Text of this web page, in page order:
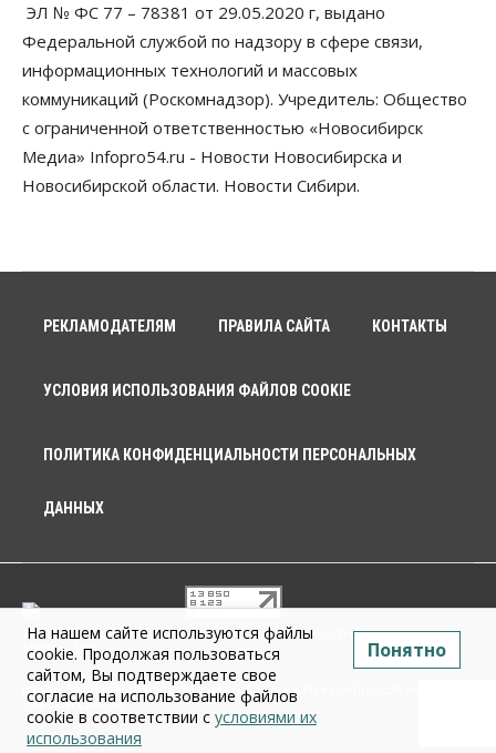
ЭЛ № ФС 77 – 78381 от 29.05.2020 г, выдано
Федеральной службой по надзору в сфере связи,
информационных технологий и массовых
коммуникаций (Роскомнадзор). Учредитель: Общество
с ограниченной ответственностью «Новосибирск
Медиа» Infopro54.ru - Новости Новосибирска и
Новосибирской области. Новости Сибири.
РЕКЛАМОДАТЕЛЯМ ПРАВИЛА САЙТА КОНТАКТЫ
УСЛОВИЯ ИСПОЛЬЗОВАНИЯ ФАЙЛОВ COOKIE
ПОЛИТИКА КОНФИДЕНЦИАЛЬНОСТИ ПЕРСОНАЛЬНЫХ
ДАННЫХ
© 2026 г. Общество с ограниченной ответственностью «Новосибирск
Медиа» 18+
Infopro54 - Важные новости Новосибирска и Новосибирской области.
Новости Сибири
На нашем сайте используются файлы
cookie. Продолжая пользоваться
сайтом, Вы подтверждаете свое
согласие на использование файлов
cookie в соответствии с условиями их
использования
Понятно